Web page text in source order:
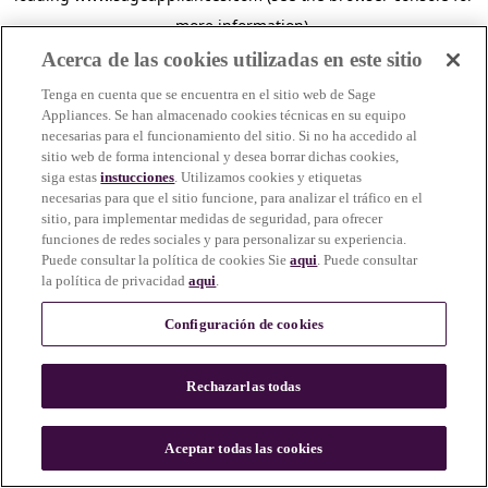
more information).
n
Acerca de las cookies utilizadas en este sitio
Tenga en cuenta que se encuentra en el sitio web de Sage
Appliances. Se han almacenado cookies técnicas en su equipo
necesarias para el funcionamiento del sitio. Si no ha accedido al
sitio web de forma intencional y desea borrar dichas cookies,
siga estasinstucciones. Utilizamos cookies y etiquetas
necesarias para que el sitio funcione, para analizar el tráfico en el
sitio, para implementar medidas de seguridad, para ofrecer
funciones de redes sociales y para personalizar su experiencia.
Puede consultar la política de cookies Sieaqui. Puede consultar
la política de privacidadaqui.
Configuración de cookies
Rechazarlas todas
Aceptar todas las cookies